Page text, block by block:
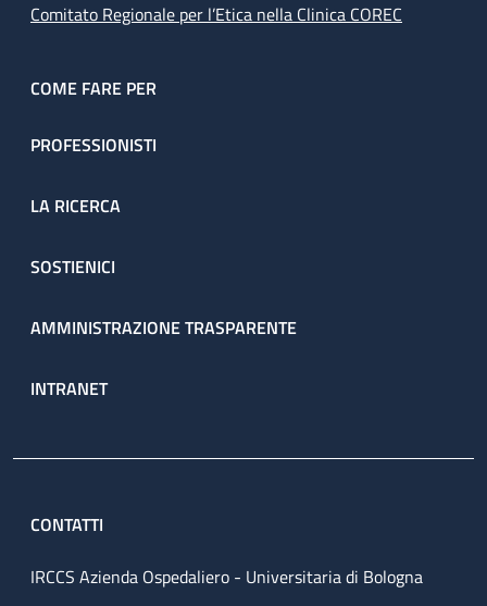
Comitato Regionale per l’Etica nella Clinica COREC
COME FARE PER
PROFESSIONISTI
LA RICERCA
SOSTIENICI
AMMINISTRAZIONE TRASPARENTE
INTRANET
CONTATTI
IRCCS Azienda Ospedaliero - Universitaria di Bologna